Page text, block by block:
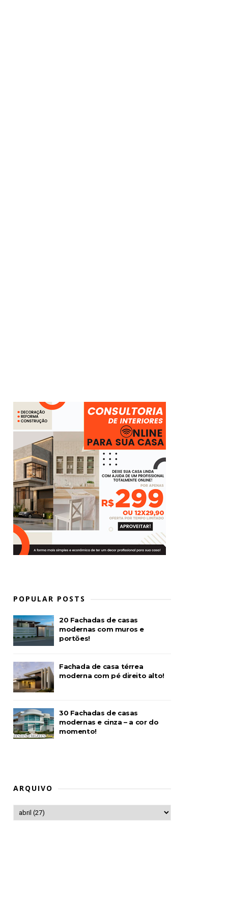
POPULAR POSTS
20 Fachadas de casas
modernas com muros e
portões!
Fachada de casa térrea
moderna com pé direito alto!
30 Fachadas de casas
modernas e cinza – a cor do
momento!
ARQUIVO